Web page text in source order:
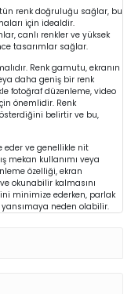
renk doğruluğu sağlar, bu
için idealdir.
canlı renkler ve yüksek
tasarımlar sağlar.
Renk gamutu, ekranın
daha geniş bir renk
fotoğraf düzenleme, video
önemlidir. Renk
belirtir ve bu,
eder ve genellikle nit
mekan kullanımı veya
özelliği, ekran
okunabilir kalmasını
minimize ederken, parlak
neden olabilir.